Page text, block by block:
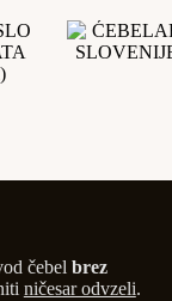
čebelbrez
ničesar odvzeli.